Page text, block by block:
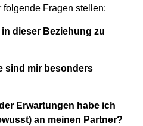
folgende Fragen stellen:
dieser Beziehung zu
sind mir besonders
Erwartungen habe ich
an meinen Partner?